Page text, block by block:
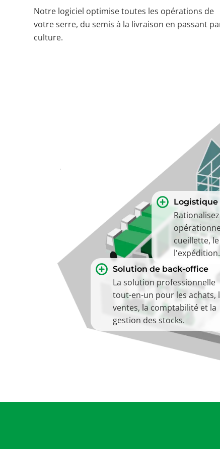
Notre logiciel optimise toutes les opérations de
votre serre, du semis à la livraison en passant
culture.
Solution de back-office
La solution professionnelle
tout-en-un pour les achats,
ventes, la comptabilité et la
gestion des stocks.
Logistique
cueillette,
l'expédition.